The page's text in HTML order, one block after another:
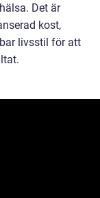
Det är
kost,
livsstil för att